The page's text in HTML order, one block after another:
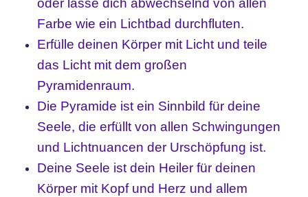
oder lasse dich abwechselnd von allen
Farbe wie ein Lichtbad durchfluten.
Erfülle deinen Körper mit Licht und teile
das Licht mit dem großen
Pyramidenraum.
Die Pyramide ist ein Sinnbild für deine
Seele, die erfüllt von allen Schwingungen
und Lichtnuancen der Urschöpfung ist.
Deine Seele ist dein Heiler für deinen
Körper mit Kopf und Herz und allem